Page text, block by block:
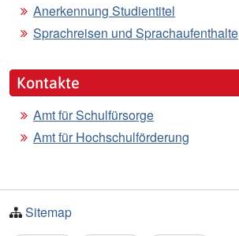
Anerkennung Studientitel
Sprachreisen und Sprachaufenthalte
Kontakte
Amt für Schulfürsorge
Amt für Hochschulförderung
Sitemap